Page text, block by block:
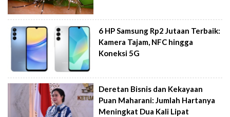
6 HP Samsung Rp2 Jutaan Terbaik:
Kamera Tajam, NFC hingga
Koneksi 5G
Deretan Bisnis dan Kekayaan
Puan Maharani: Jumlah Hartanya
Meningkat Dua Kali Lipat